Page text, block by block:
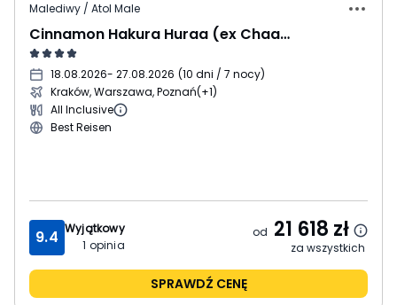
Malediwy / Atol Male
Cinnamon Hakura Huraa (ex Chaaya)
18.08.2026- 27.08.2026 (10 dni / 7 nocy)
Kraków, Warszawa, Poznań(+1)
All Inclusive
Best Reisen
9.4 Wyjątkowy
1 opinia
od 21 618 zł
za wszystkich
SPRAWDŹ CENĘ